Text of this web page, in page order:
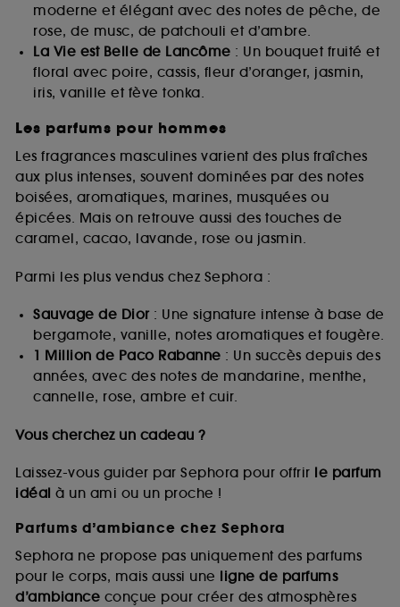
moderne et élégant avec des notes de pêche, de
rose, de musc, de patchouli et d’ambre.
La Vie est Belle de Lancôme : Un bouquet fruité et
floral avec poire, cassis, fleur d’oranger, jasmin,
iris, vanille et fève tonka.
Les parfums pour hommes
Les fragrances masculines varient des plus fraîches
aux plus intenses, souvent dominées par des notes
boisées, aromatiques, marines, musquées ou
épicées. Mais on retrouve aussi des touches de
caramel, cacao, lavande, rose ou jasmin.
Parmi les plus vendus chez Sephora :
Sauvage de Dior: Une signature intense à base de
bergamote, vanille, notes aromatiques et fougère.
1 Million de Paco Rabanne : Un succès depuis des
années, avec des notes de mandarine, menthe,
cannelle, rose, ambre et cuir.
Vous cherchez un cadeau ?
Laissez-vous guider par Sephora pour offrir le parfum
idéal à un ami ou un proche !
Parfums d’ambiance chez Sephora
Sephora ne propose pas uniquement des parfums
pour le corps, mais aussi une ligne de parfums
d’ambiance conçue pour créer des atmosphères